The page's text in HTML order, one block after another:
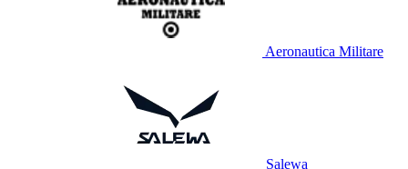
Aeronautica Militare
Salewa